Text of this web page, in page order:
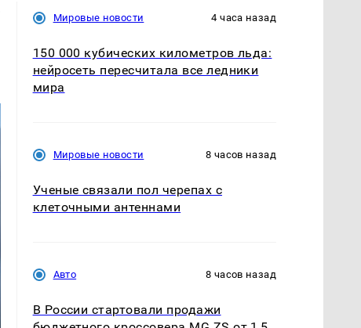
Мировые новости 4 часа назад
150 000 кубических километров льда:
нейросеть пересчитала все ледники
мира
Мировые новости 8 часов назад
Ученые связали пол черепах с
клеточными антеннами
Авто 8 часов назад
В России стартовали продажи